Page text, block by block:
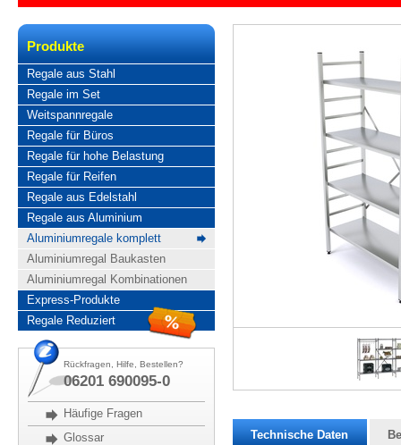
Produkte
Regale aus Stahl
Regale im Set
Weitspannregale
Regale für Büros
Regale für hohe Belastung
Regale für Reifen
Regale aus Edelstahl
Regale aus Aluminium
Aluminiumregale komplett
Aluminiumregal Baukasten
Aluminiumregal Kombinationen
Express-Produkte
Regale Reduziert
Rückfragen, Hilfe, Bestellen?
06201 690095-0
Häufige Fragen
Glossar
Technische Daten